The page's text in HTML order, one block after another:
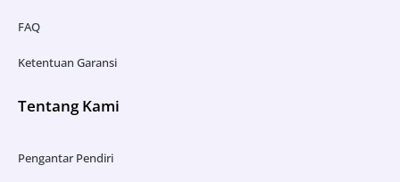
FAQ
Ketentuan Garansi
Tentang Kami
Pengantar Pendiri